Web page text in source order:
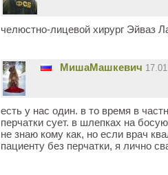
челюстно-лицевой хирург Эйваз
MишаМашкевич
есть у нас один. в то время в
перчатки сует. в шлепках на
не знаю кому как, но если врач
пациенту без перчатки, я лично